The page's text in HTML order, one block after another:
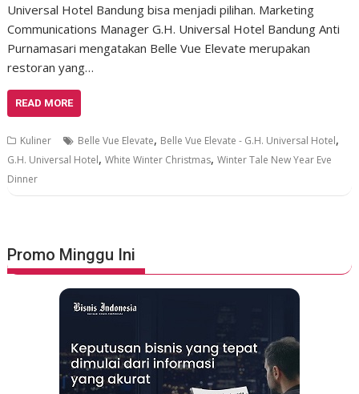
Universal Hotel Bandung bisa menjadi pilihan. Marketing
Communications Manager G.H. Universal Hotel Bandung Anti
Purnamasari mengatakan Belle Vue Elevate merupakan
restoran yang…
READ MORE
Kuliner Belle Vue Elevate, Belle Vue Elevate - G.H. Universal Hotel,
G.H. Universal Hotel,White Winter Christmas,Winter Tale New Year Eve
Dinner
Promo Minggu Ini